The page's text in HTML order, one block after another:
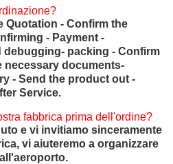
Quotation - Confirm the
- Payment -
packing - Confirm
necessary documents-
- Send the product out -
Service.
fabbrica prima dell'ordine?
e vi invitiamo sinceramente
vi aiuteremo a organizzare